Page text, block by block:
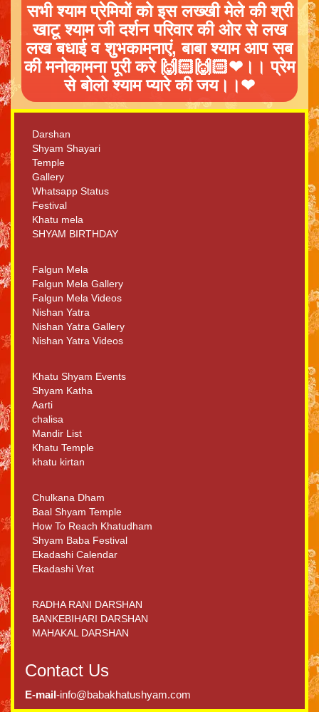
सभी श्याम प्रेमियों को इस लख्खी मेले की श्री
खाटू श्याम जी दर्शन परिवार की ओर से लख
लख बधाई व शुभकामनाएं, बाबा श्याम आप सब
की मनोकामना पूरी करे 🙌🏻🙌🏻❤।। प्रेम
से बोलो श्याम प्यारे की जय।।❤
Darshan
Shyam Shayari
Temple
Gallery
Whatsapp Status
Festival
Khatu mela
SHYAM BIRTHDAY
Falgun Mela
Falgun Mela Gallery
Falgun Mela Videos
Nishan Yatra
Nishan Yatra Gallery
Nishan Yatra Videos
Khatu Shyam Events
Shyam Katha
Aarti
chalisa
Mandir List
Khatu Temple
khatu kirtan
Chulkana Dham
Baal Shyam Temple
How To Reach Khatudham
Shyam Baba Festival
Ekadashi Calendar
Ekadashi Vrat
RADHA RANI DARSHAN
BANKEBIHARI DARSHAN
MAHAKAL DARSHAN
Contact Us
E-mail-info@babakhatushyam.com